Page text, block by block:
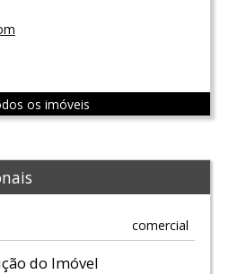
os imóveis
comercial
do Imóvel